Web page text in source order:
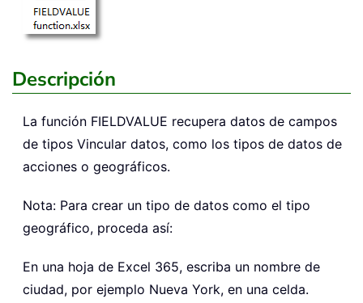
Descripción
La función FIELDVALUE recupera datos de campos
de tipos Vincular datos, como los tipos de datos de
acciones o geográficos.
Nota: Para crear un tipo de datos como el tipo
geográfico, proceda así:
En una hoja de Excel 365, escriba un nombre de
ciudad, por ejemplo Nueva York, en una celda.